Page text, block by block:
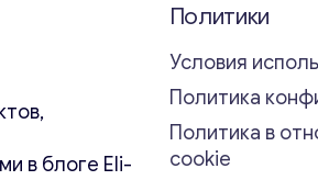
в блоге Eli-
Политики
Условия
Политика
Политика в
cookie